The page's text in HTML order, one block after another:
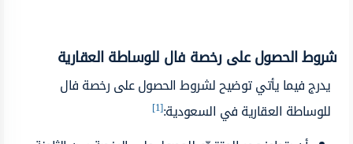
شروط الحصول على رخصة فال للوساطة العقارية
يدرج فيما يأتي توضيح لشروط الحصول على رخصة فال
للوساطة العقارية في السعودية:[1]